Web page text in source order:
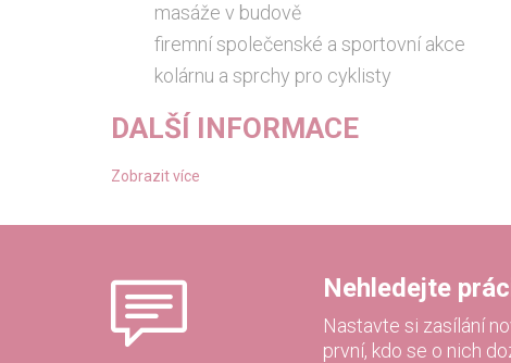
masáže v budově
firemní společenské a sportovní akce
kolárnu a sprchy pro cyklisty
DALŠÍ INFORMACE
Zobrazit více
Nehledejte
Nastavte si zasílání
první, kdo se o nich